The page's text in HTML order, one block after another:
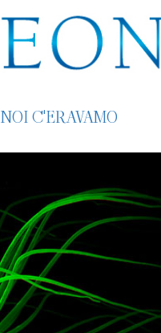
NOI C'ERAVAMO